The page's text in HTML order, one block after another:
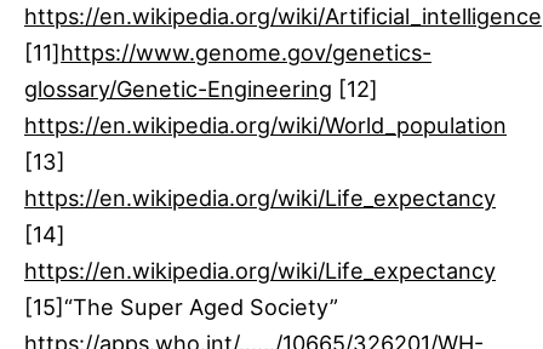
https://en.wikipedia.org/wiki/Artificial_intelligence
[11]​https://www.genome.gov/genetics-
glossary/Genetic-Engineering [12]​
https://en.wikipedia.org/wiki/World_population
[13] ​
https://en.wikipedia.org/wiki/Life_expectancy
[14]​
https://en.wikipedia.org/wiki/Life_expectancy
[15]​“The Super Aged Society”
https://apps.who.int/……/10665/326201/WH-